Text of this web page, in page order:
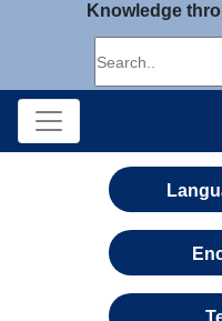
Knowledge